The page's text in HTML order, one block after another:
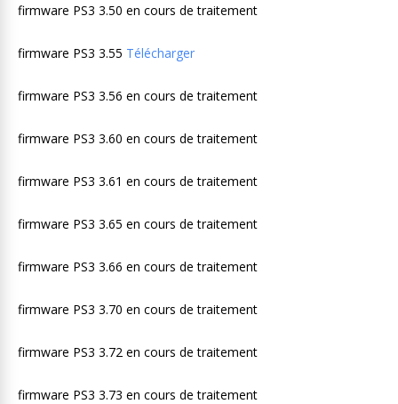
firmware PS3 3.50 en cours de traitement
firmware PS3 3.55 Télécharger
firmware PS3 3.56 en cours de traitement
firmware PS3 3.60 en cours de traitement
firmware PS3 3.61 en cours de traitement
firmware PS3 3.65 en cours de traitement
firmware PS3 3.66 en cours de traitement
firmware PS3 3.70 en cours de traitement
firmware PS3 3.72 en cours de traitement
firmware PS3 3.73 en cours de traitement